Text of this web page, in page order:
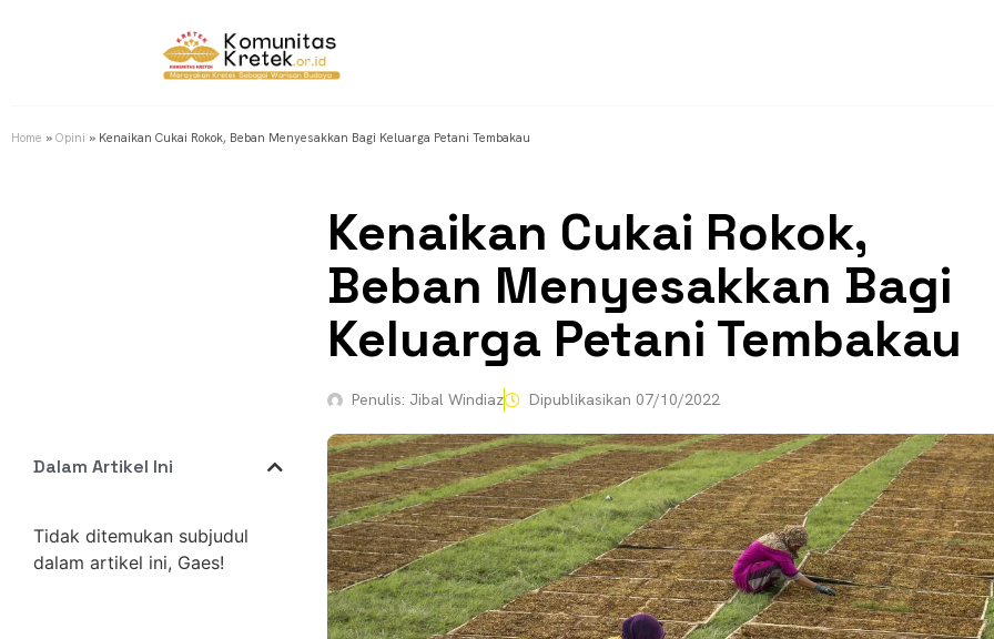
Home » Opini » Kenaikan Cukai Rokok, Beban Menyesakkan Bagi Keluarga Petani Tembakau
Kenaikan Cukai Rokok,
Beban Menyesakkan Bagi
Keluarga Petani Tembakau
Penulis: Jibal Windiaz Dipublikasikan 07/10/2022
Dalam Artikel Ini
Tidak ditemukan subjudul
dalam artikel ini, Gaes!